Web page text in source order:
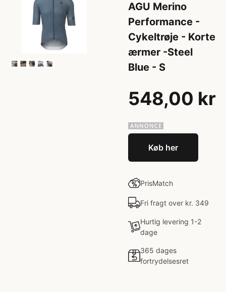
AGU Merino
Performance -
Cykeltrøje - Korte
ærmer -Steel
Blue - S
548,00 kr
Køb her
PrisMatch
Fri fragt over kr. 349
Hurtig levering 1-2
dage
365 dages
fortrydelsesret